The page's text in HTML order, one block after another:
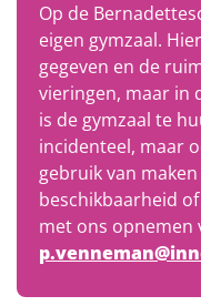
Op de
eigen gymzaal.
gegeven en de
vieringen, maar in
is de gymzaal te
incidenteel, maar
gebruik van
beschikbaarheid
met ons opnemen